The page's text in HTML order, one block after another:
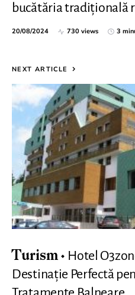
bucătăria tradițională
20/08/2024 730 views 3
NEXT ARTICLE
Turism
Hotel
Destinație Perfectă